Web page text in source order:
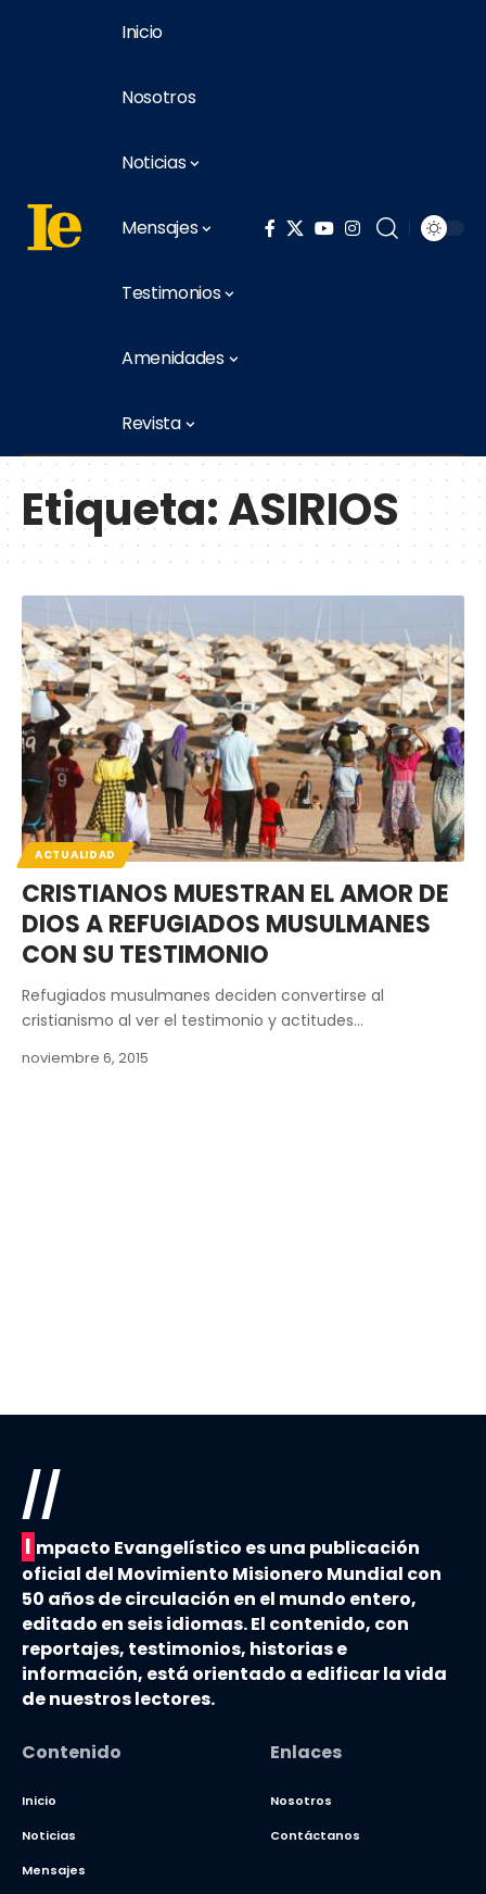
Inicio
Nosotros
Noticias
Mensajes
Testimonios
Amenidades
Revista
Etiqueta:ASIRIOS
ACTUALIDAD
CRISTIANOS MUESTRAN EL AMOR DE
DIOS A REFUGIADOS MUSULMANES
CON SU TESTIMONIO
Refugiados musulmanes deciden convertirse al
cristianismo al ver el testimonio y actitudes…
noviembre 6, 2015
//
I mpacto Evangelístico es una publicación
oficial del Movimiento Misionero Mundial con
50 años de circulación en el mundo entero,
editado en seis idiomas. El contenido, con
reportajes, testimonios, historias e
información, está orientado a edificar la vida
de nuestros lectores.
Contenido
Inicio
Noticias
Mensajes
Enlaces
Nosotros
Contáctanos